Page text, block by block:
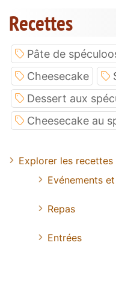
Recettes
Pâte de
Cheesecake
Dessert aux
Cheesecake au
Explorer les recettes
Evénements
Repas
Entrées